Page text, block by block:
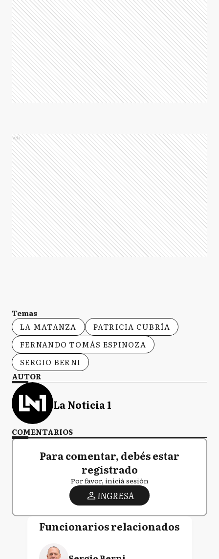
Ads
Temas
LA MATANZA
PATRICIA CUBRÍA
FERNANDO TOMÁS ESPINOZA
SERGIO BERNI
AUTOR
La Noticia 1
COMENTARIOS
Para comentar, debés estar
registrado
Por favor, iniciá sesión
INGRESA
Funcionarios relacionados